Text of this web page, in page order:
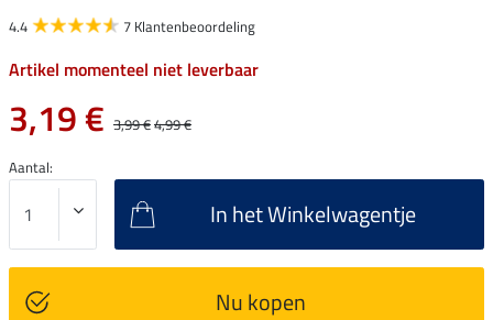
4.4 7 Klantenbeoordeling
Artikel momenteel niet leverbaar
3,19 € 3,99 €4,99 €
Aantal:
In het Winkelwagentje
Nu kopen